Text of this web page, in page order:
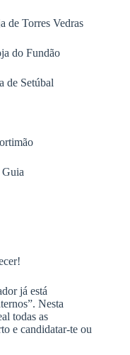
de Torres Vedras
do Fundão
de Setúbal
já está
Nesta
todas as
e candidatar-te ou